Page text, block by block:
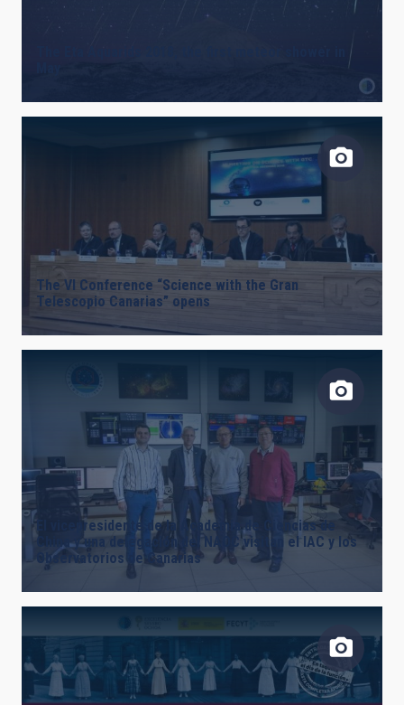
The VI Conference “Science with the Gran
Telescopio Canarias” opens
El vicepresidente de la Academia de Ciencias de
China y una delegación del NAOC visitan el IAC y los
Observatorios de Canarias